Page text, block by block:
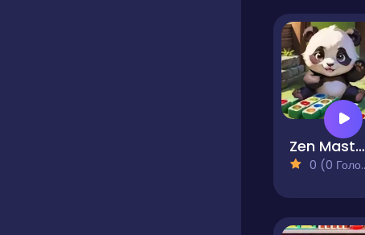
Zen Master - 3 Tiles
0 (0 Голосів)